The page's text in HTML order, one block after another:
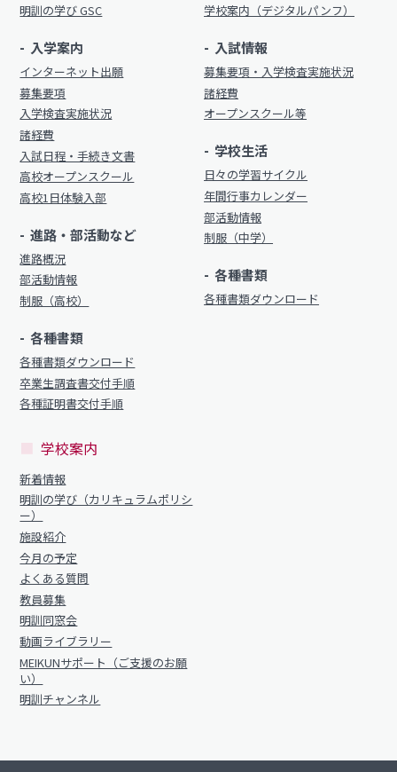
MEIKUNサポート（ご支援のお願い）
明訓チャンネル
お問い合わせ サイトマップ
プライバシーポリシー
施設紹介
今月の予定
よくある質問
教員募集
動画ライブラリー
MEIKUNサポート（ご支援のお願い）
明訓チャンネル
お問い合わせ サイトマップ
明訓の学び GSC
入学案内
インターネット出願
募集要項
入学検査実施状況
諸経費
入試日程・手続き文書
高校オープンスクール
高校1日体験入部
進路・部活動など
進路概況
部活動情報
制服（高校）
各種書類
各種書類ダウンロード
卒業生調査書交付手順
各種証明書交付手順
学校案内（デジタルパンフ）
入試情報
募集要項・入学検査実施状況
諸経費
オープンスクール等
学校生活
日々の学習サイクル
年間行事カレンダー
部活動情報
制服（中学）
各種書類
各種書類ダウンロード
学校案内
新着情報
明訓の学び（カリキュラムポリシ
ー）
施設紹介
今月の予定
よくある質問
教員募集
明訓同窓会
動画ライブラリー
MEIKUNサポート（ご支援のお願
い）
明訓チャンネル